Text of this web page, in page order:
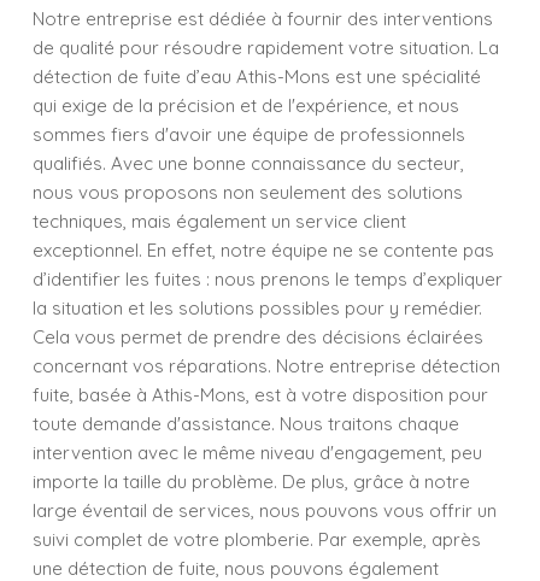
Notre entreprise est dédiée à fournir des interventions
de qualité pour résoudre rapidement votre situation. La
détection de fuite d’eau Athis-Mons est une spécialité
qui exige de la précision et de l'expérience, et nous
sommes fiers d'avoir une équipe de professionnels
qualifiés. Avec une bonne connaissance du secteur,
nous vous proposons non seulement des solutions
techniques, mais également un service client
exceptionnel. En effet, notre équipe ne se contente pas
d’identifier les fuites : nous prenons le temps d’expliquer
la situation et les solutions possibles pour y remédier.
Cela vous permet de prendre des décisions éclairées
concernant vos réparations. Notre entreprise détection
fuite, basée à Athis-Mons, est à votre disposition pour
toute demande d'assistance. Nous traitons chaque
intervention avec le même niveau d'engagement, peu
importe la taille du problème. De plus, grâce à notre
large éventail de services, nous pouvons vous offrir un
suivi complet de votre plomberie. Par exemple, après
une détection de fuite, nous pouvons également